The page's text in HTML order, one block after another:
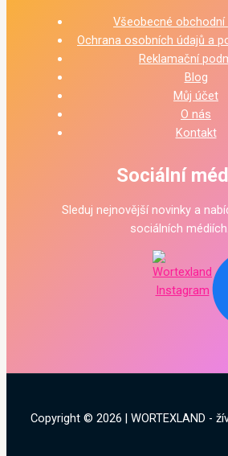
Všeobecné obchodní
Ochrana osobních údajů a
Reklamační
Blog
Můj účet
O nás
Kontakt
Sociální
Sleduj nejnovější novinky a
sociálních médiích.
Copyright © 2026 | WORTEXLAND -